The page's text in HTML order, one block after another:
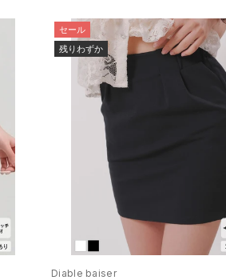
セール
残りわずか
Diable baiser